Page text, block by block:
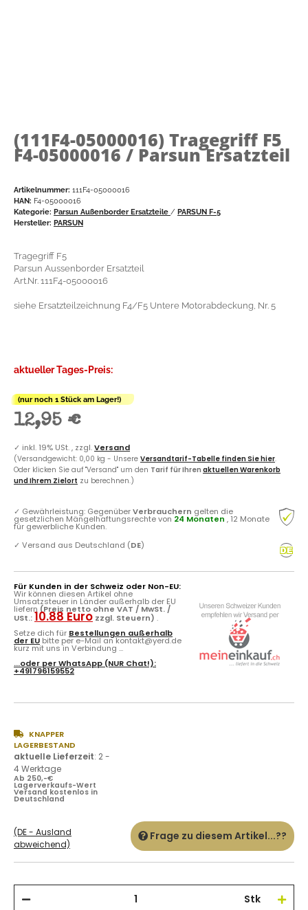
(111F4-05000016) Tragegriff F5
F4-05000016 / Parsun Ersatzteil
Artikelnummer: 111F4-05000016
HAN: F4-05000016
Kategorie: Parsun Außenborder Ersatzteile / PARSUN F-5
Hersteller: PARSUN
Tragegriff F5
Parsun Aussenborder Ersatzteil
Art.Nr. 111F4-05000016
siehe Ersatzteilzeichnung F4/F5 Untere Motorabdeckung, Nr. 5
aktueller Tages-Preis:
(nur noch 1 Stück am Lager!)
12,95 €
✓ inkl. 19% USt. , zzgl.Versand
(Versandgewicht: 0,00 kg - Unsere Versandtarif-Tabelle finden Sie hier.
Oder klicken Sie auf "Versand" um den Tarif für Ihren aktuellen Warenkorb
und Ihrem Zielort zu berechnen.)
✓ Gewährleistung: GegenüberVerbrauchern gelten die
gesetzlichen Mängelhaftungsrechte von 24 Monaten , 12 Monate
für gewerbliche Kunden.
✓ Versand aus Deutschland (DE)
Für Kunden in der Schweiz oder Non-EU:
Wir können diesen Artikel ohne
Umsatzsteuer in Länder außerhalb der EU
liefern (Preis netto ohne VAT / MwSt. /
USt.:10.88 Euro zzgl. Steuern) .
Setze dich für Bestellungen außerhalb
der EU bitte per e-Mail an kontakt@yerd.de
kurz mit uns in Verbindung ...
...oder perWhatsApp (NUR Chat!):
+491796159552
KNAPPER
LAGERBESTAND
aktuelle Lieferzeit: 2 -
4 Werktage
Ab 250,-€
Lagerverkaufs-Wert
Versand kostenlos in
Deutschland
(DE - Ausland
abweichend)
Frage zu diesem Artikel...??
Stk